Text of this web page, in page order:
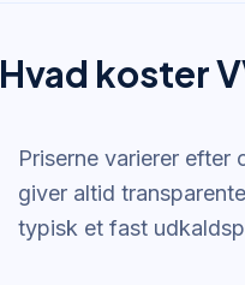
Hvad koster
Priserne varierer efter
giver altid
typisk et fast